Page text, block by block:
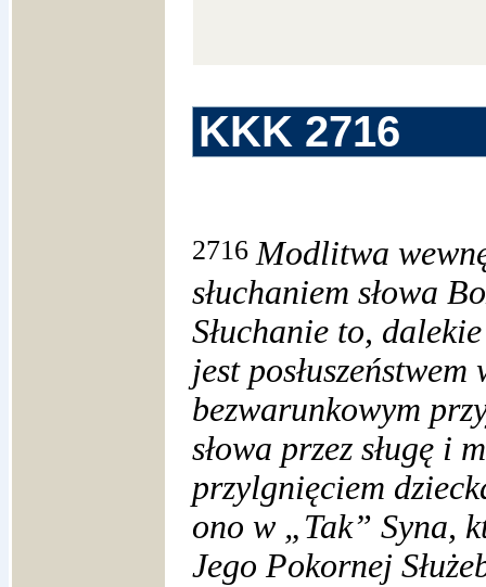
KKK 2716
2716 Modlitwa
słuchaniem słowa
Słuchanie to,
jest posłuszeństwem
bezwarunkowym
słowa przez sługę i
przylgnięciem
ono w „Tak” Syna,
Jego Pokornej